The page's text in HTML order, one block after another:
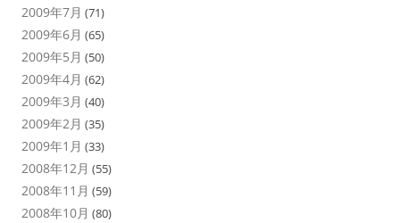
2009年7月 (71)
2009年6月 (65)
2009年5月 (50)
2009年4月 (62)
2009年3月 (40)
2009年2月 (35)
2009年1月 (33)
2008年12月 (55)
2008年11月 (59)
2008年10月 (80)